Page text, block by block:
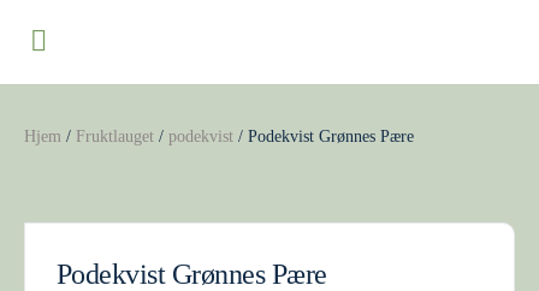
Hjem / Fruktlauget / podekvist / Podekvist Grønnes Pære
Podekvist Grønnes Pære